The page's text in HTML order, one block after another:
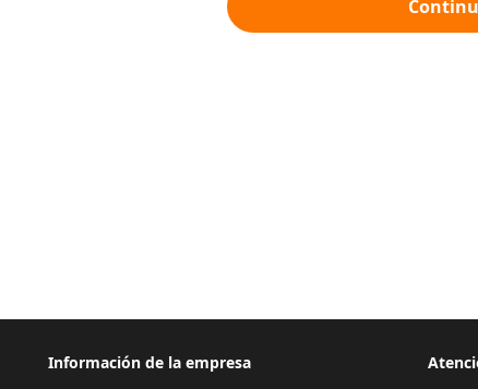
Información de la empresa